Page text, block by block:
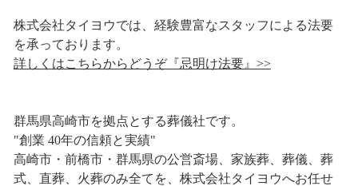
株式会社タイヨウでは、経験豊富なスタッフによる法要
を承っております。
詳しくはこちらからどうぞ『忌明け法要』>>
群馬県高崎市を拠点とする葬儀社です。
"創業 40年の信頼と実績"
高崎市・前橋市・群馬県の公営斎場、家族葬、葬儀、葬
式、直葬、火葬のみ全てを、株式会社タイヨウへお任せ